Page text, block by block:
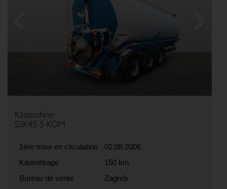
Kässbohrer
SSK45 5 KOM
1ère mise en circulation
02.08.2006
Kilométrage
150 km
Bureau de vente
Zagreb